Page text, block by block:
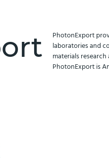
PhotonExport
laboratories and
materials
PhotonExport is